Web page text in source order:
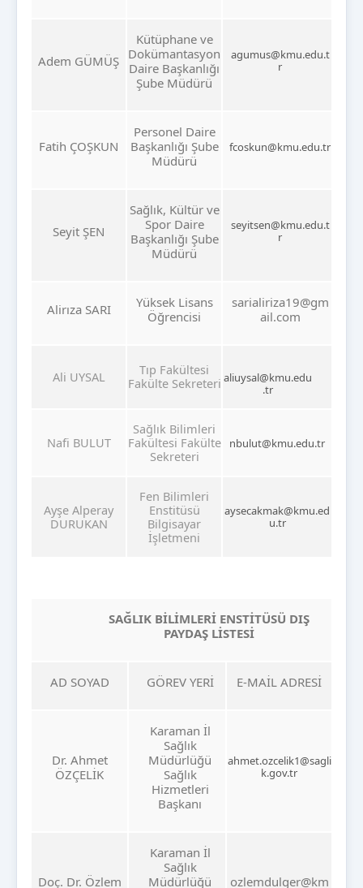
Adem GÜMÜŞ
Kütüphane ve
Dokümantasyon
Daire Başkanlığı
Şube Müdürü
agumus@kmu.edu.t
r
Fatih ÇOŞKUN
Personel Daire
Başkanlığı Şube
Müdürü
fcoskun@kmu.edu.tr
Seyit ŞEN
Sağlık, Kültür ve
Spor Daire
Başkanlığı Şube
Müdürü
seyitsen@kmu.edu.t
r
Alirıza SARI
Yüksek Lisans
Öğrencisi
sarialiriza19@gm
ail.com
Ali UYSAL
Tıp Fakültesi
Fakülte Sekreteri aliuysal@kmu.edu
.tr
Nafi BULUT
Sağlık Bilimleri
Fakültesi Fakülte
Sekreteri
nbulut@kmu.edu.tr
Ayşe Alperay
DURUKAN
Fen Bilimleri
Enstitüsü
Bilgisayar
İşletmeni
aysecakmak@kmu.ed
u.tr
SAĞLIK BİLİMLERİ ENSTİTÜSÜ DIŞ
PAYDAŞ LİSTESİ
AD SOYAD GÖREV YERİ E-MAİL ADRESİ
Dr. Ahmet
ÖZÇELİK
Karaman İl
Sağlık
Müdürlüğü
Sağlık
Hizmetleri
Başkanı
ahmet.ozcelik1@sagli
k.gov.tr
Doç. Dr. Özlem
Karaman İl
Sağlık
Müdürlüğü
ozlemdulger@km